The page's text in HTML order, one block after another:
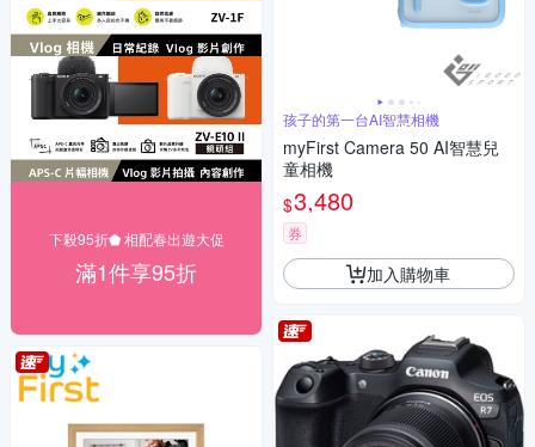
下殺95折⬟ 相配春出遊大促
滿1件享95折
孩子的第一台AI智慧相機
myFirst Camera 50 AI智慧兒
童相機
$3,480
券
加入購物車